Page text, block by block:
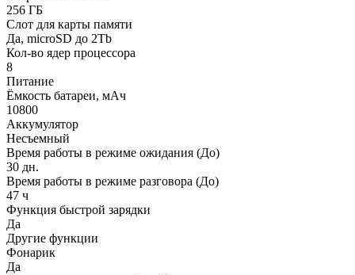
256 ГБ
Слот для карты памяти
Да, microSD до 2Tb
Кол-во ядер процессора
8
Питание
Ёмкость батареи, мАч
10800
Аккумулятор
Несъемный
Время работы в режиме ожидания (До)
30 дн.
Время работы в режиме разговора (До)
47 ч
Функция быстрой зарядки
Да
Другие функции
Фонарик
Да